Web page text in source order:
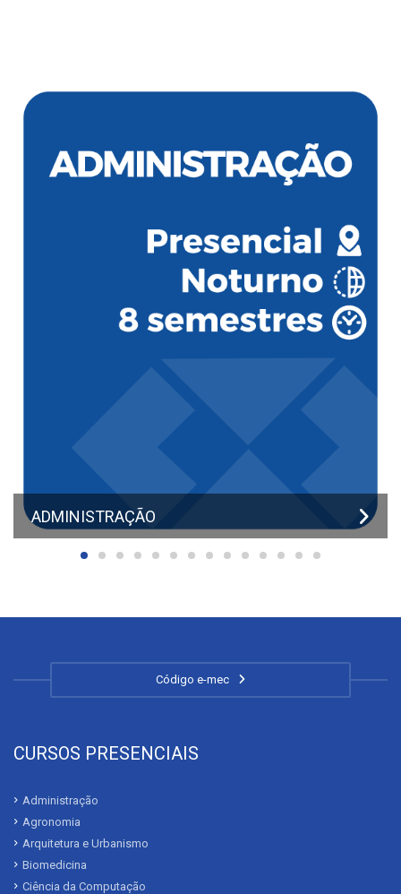
ADMINISTRAÇÃO
Código e-mec
CURSOS PRESENCIAIS
Administração
Agronomia
Arquitetura e Urbanismo
Biomedicina
Ciência da Computação